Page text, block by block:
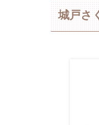
城戸さ